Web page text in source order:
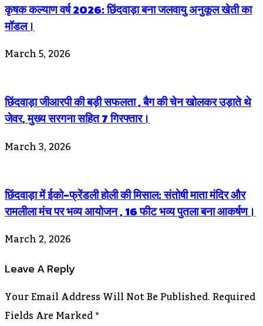
कृषक कल्याण वर्ष 2026: छिंदवाड़ा बना जलवायु अनुकूल खेती का
मॉडल।
March 5, 2026
छिंदवाड़ा जीआरपी की बड़ी सफलता , बैग की चेन खोलकर उड़ाते थे
जेवर, मुख्य सरगना सहित 7 गिरफ्तार।
March 3, 2026
छिंदवाड़ा में ईको-फ्रेंडली होली की मिसाल: संतोषी माता मंदिर और
रामलीला मंच पर भव्य आयोजन , 16 फीट भव्य पुतला बना आकर्षण।
March 2, 2026
Leave A Reply
Your Email Address Will Not Be Published.Required
Fields Are Marked*